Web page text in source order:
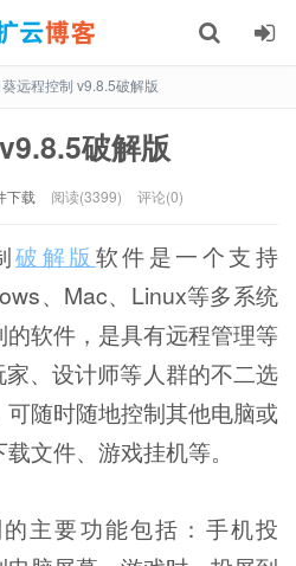
远程控制 v9.8.5破解版
破解版
下载 阅读(3399) 评论(0)
破解版 软件是一个支持
、Mac、Linux等多系统
软件，是具有远程管理等
、设计师等人群的不二选
随时随地控制其他电脑或
文件、游戏挂机等。
主要功能包括：手机投
忘记密码 ?